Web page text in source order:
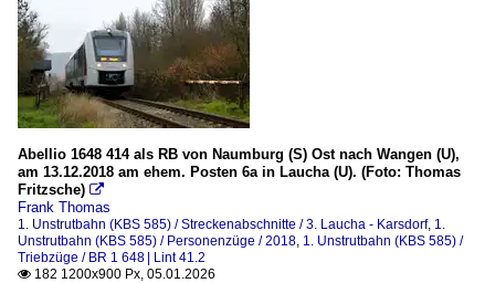
Abellio 1648 414 als RB von Naumburg (S) Ost nach Wangen (U),
am 13.12.2018 am ehem. Posten 6a in Laucha (U). (Foto: Thomas
Fritzsche) 
Frank Thomas
1. Unstrutbahn (KBS 585) / Streckenabschnitte / 3. Laucha - Karsdorf, 1.
Unstrutbahn (KBS 585) / Personenzüge / 2018 1. Unstrutbahn (KBS 585) /
Triebzüge / BR 1 648 | Lint 41.2
 182 1200x900 Px, 05.01.2026